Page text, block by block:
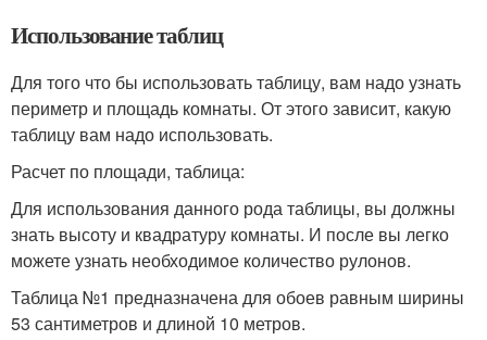
Использование таблиц
Для того что бы использовать таблицу, вам надо узнать
периметр и площадь комнаты. От этого зависит, какую
таблицу вам надо использовать.
Расчет по площади, таблица:
Для использования данного рода таблицы, вы должны
знать высоту и квадратуру комнаты. И после вы легко
можете узнать необходимое количество рулонов.
Таблица №1 предназначена для обоев равным ширины
53 сантиметров и длиной 10 метров.